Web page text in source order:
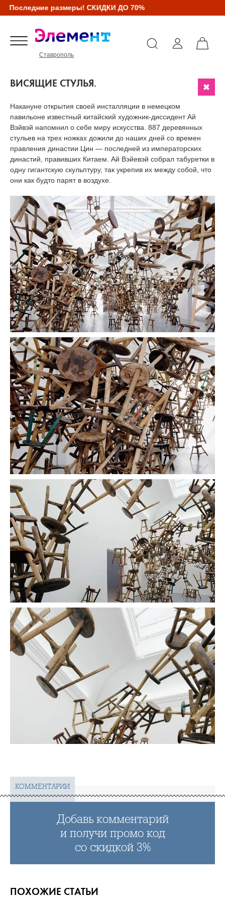
Последние размеры! СКИДКИ ДО 70%
Ставрополь
ВИСЯЩИЕ СТУЛЬЯ.
Накануне открытия своей инсталляции в немецком
павильоне известный китайский художник-диссидент Ай
Вэйвэй напомнил о себе миру искусства. 887 деревянных
стульев на трех ножках дожили до наших дней со времен
правления династии Цин — последней из императорских
династий, правивших Китаем. Ай Вэйевэй собрал табуретки в
одну гигантскую скульптуру, так укрепив их между собой, что
они как будто парят в воздухе.
КОММЕНТАРИИ
Добавь комментарий
и получи промо код
со скидкой 3%
ПОХОЖИЕ СТАТЬИ